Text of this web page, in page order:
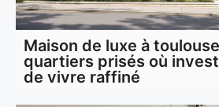
Maison de luxe à
quartiers prisés où
de vivre raffiné